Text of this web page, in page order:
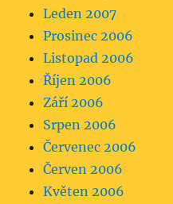
Leden 2007
Prosinec 2006
Listopad 2006
Říjen 2006
Září 2006
Srpen 2006
Červenec 2006
Červen 2006
Květen 2006